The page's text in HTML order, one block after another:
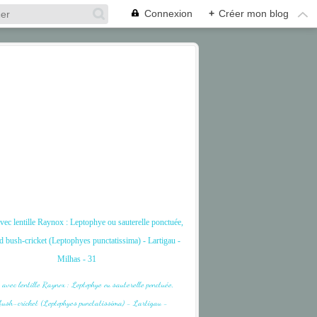
Connexion + Créer mon blog
GRASSHOPPER
INSECTE
lentille Raynox : Leptophye ou sauterelle ponctuée,
bush-cricket (Leptophyes punctatissima) - Lartigau -
Milhas - 31